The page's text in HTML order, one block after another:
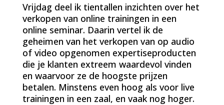
Vrijdag deel ik tientallen inzichten over het
verkopen van online trainingen in een
online seminar. Daarin vertel ik de
geheimen van het verkopen van op audio
of video opgenomen expertiseproducten
die je klanten extreem waardevol vinden
en waarvoor ze de hoogste prijzen
betalen. Minstens even hoog als voor live
trainingen in een zaal, en vaak nog hoger.